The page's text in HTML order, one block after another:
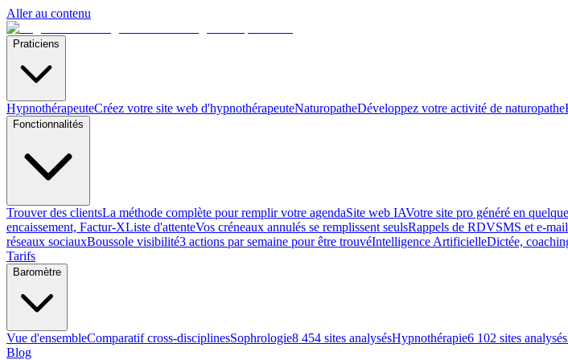
Aller au contenu
Praticiens
HypnothérapeuteCréez votre site web d'hypnothérapeuteNaturopatheDéveloppez votre activité de naturopathe
Fonctionnalités
Trouver des clientsLa méthode complète pour remplir votre agendaSite web IAVotre site pro généré en
encaissement, Factur-XListe d'attenteVos créneaux annulés se remplissent seulsRappels de RDVSMS et e-
réseaux sociauxBoussole visibilité3 actions par semaine pour être trouvéIntelligence ArtificielleDictée,
Tarifs
Baromètre
Vue d'ensembleComparatif cross-disciplinesSophrologie8 454 sites analysésHypnothérapie6 102 sites analysés
Blog